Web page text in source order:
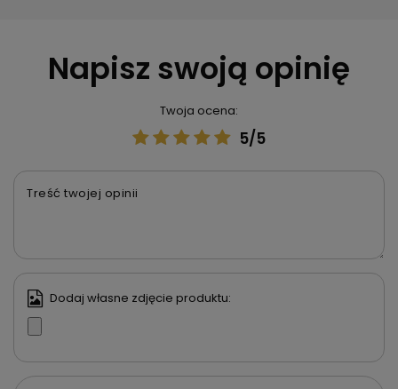
Napisz swoją opinię
Twoja ocena:
5/5
Treść twojej opinii
Dodaj własne zdjęcie produktu: